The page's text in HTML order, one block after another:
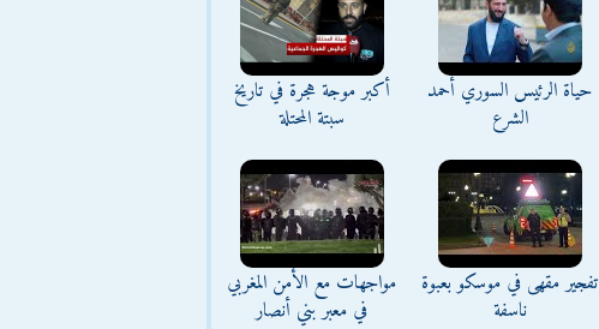
حياة الرئيس السوري أحمد
الشرع
أكبر موجة هجرة في تاريخ
سبتة المحتلة
تفجير مقهى في موسكو بعبوة
ناسفة
مواجهات مع الأمن المغربي
في معبر بني أنصار